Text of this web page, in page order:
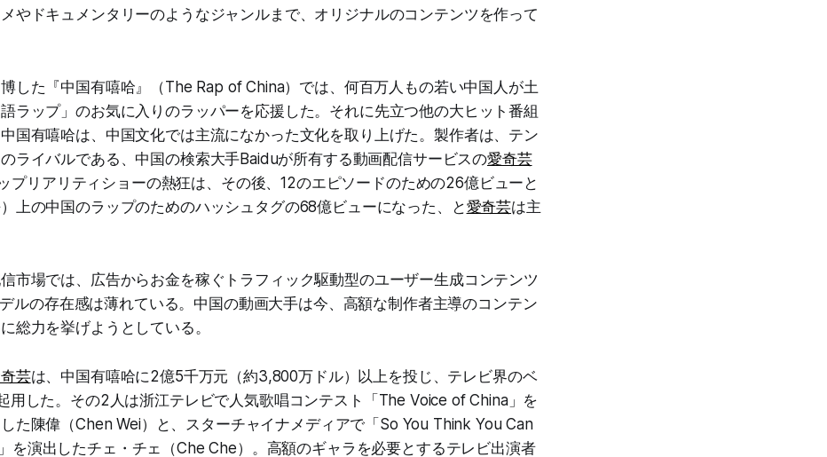
やドキュメンタリーのようなジャンルまで、オリジナルのコンテンツを作って
した『中国有嘻哈』（The Rap of China）では、何百万人もの若い中国人が土
ラップ」のお気に入りのラッパーを応援した。それに先立つ他の大ヒット番組
国有嘻哈は、中国文化では主流になかった文化を取り上げた。製作者は、テン
ライバルである、中国の検索大手Baiduが所有する動画配信サービスの愛奇芸
ップリアリティショーの熱狂は、その後、12のエピソードのための26億ビューと
上の中国のラップのためのハッシュタグの68億ビューになった、と愛奇芸は主
市場では、広告からお金を稼ぐトラフィック駆動型のユーザー生成コンテンツ
ルの存在感は薄れている。中国の動画大手は今、高額な制作者主導のコンテン
総力を挙げようとしている。
芸は、中国有嘻哈に2億5千万元（約3,800万ドル）以上を投じ、テレビ界のベ
用した。その2人は浙江テレビで人気歌唱コンテスト「The Voice of China」を
た陳偉（Chen Wei）と、スターチャイナメディアで「So You Think You Can
を演出したチェ・チェ（Che Che）。高額のギャラを必要とするテレビ出演者